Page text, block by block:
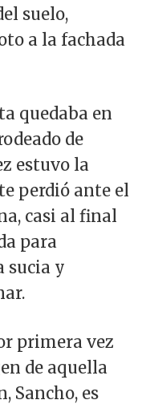
suelo,
a la fachada
quedaba en
de
estuvo la
perdió ante el
casi al final
para
sucia y
primera vez
de aquella
Sancho, es